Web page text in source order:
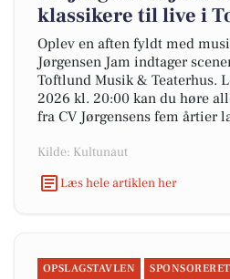
klassikere til live i
Oplev en aften fyldt med
Jørgensen Jam indtager
Toftlund Musik & Teaterhus.
2026 kl. 20:00 kan du høre
fra CV Jørgensens fem årtier
Kilde: Kultunaut
Læs hele artiklen her
OPSLAGSTAVLEN SPONSORERET